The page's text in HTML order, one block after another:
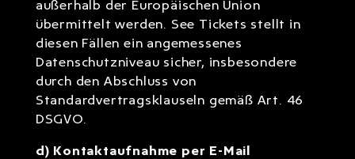
außerhalb der Europäischen Union
übermittelt werden. See Tickets stellt in
diesen Fällen ein angemessenes
Datenschutzniveau sicher, insbesondere
durch den Abschluss von
Standardvertragsklauseln gemäß Art. 46
DSGVO.
d) Kontaktaufnahme per E-Mail